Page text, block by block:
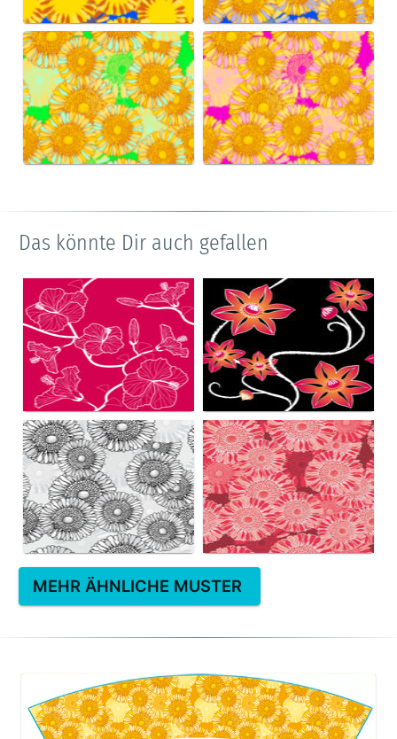
Das könnte Dir auch gefallen
MEHR ÄHNLICHE MUSTER